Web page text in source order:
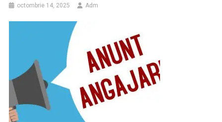
octombrie 14, 2025 Adm